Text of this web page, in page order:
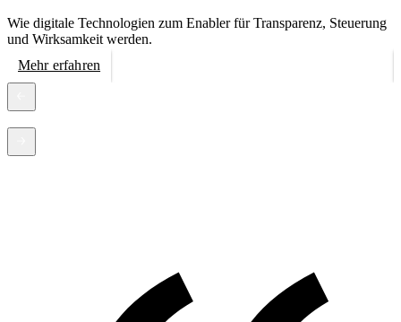
Wie digitale Technologien zum Enabler für Transparenz, Steuerung
und Wirksamkeit werden.
Mehr erfahren